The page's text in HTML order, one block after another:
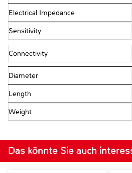
Electrical Impedance
Sensitivity
Connectivity
Diameter
Length
Weight
Das könnte Sie auch